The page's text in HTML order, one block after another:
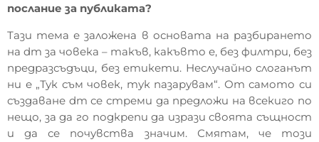
послание за публиката?
Тази тема е заложена в основата на разбирането
на dm за човека – такъв, какъвто е, без филтри, без
предразсъдъци, без етикети. Неслучайно слоганът
ни е „Тук съм човек, тук пазарувам“. От самото си
създаване dm се стреми да предложи на всекиго по
нещо, за да го подкрепи да изрази своята същност
и да се почувства значим. Смятам, че този